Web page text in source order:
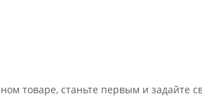
товаре, станьте первым и задайте